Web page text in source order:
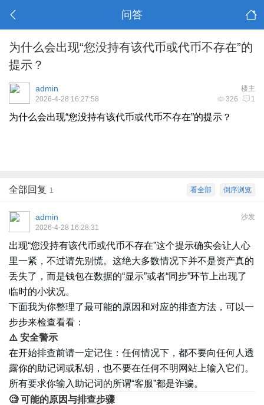
问答
为什么会出现“您没持有该代币或代币不存在”的
提示？
楼主
admin
326 1
2026-4-28 16:27:58
为什么会出现“您没持有该代币或代币不存在”的提示？
倒序浏览
看全部
全部回复 1
沙发
admin
2026-4-28 16:28:31
出现“您没持有该代币或代币不存在”这个提示确实会让人心
里一紧，不过请先别慌。这绝大多数情况下并不是资产真的
丢失了，而是钱包在数据的“显示”或者“同步”环节上出现了
临时的小状况。
下面我为你整理了最可能的原因和对应的排查方法，可以一
步步来检查看看：
⚠️ 安全警示
在开始排查前请一定记住：任何情况下，都不要向任何人透
露你的助记词或私钥，也不要在任何不明网站上输入它们。
所有要求你输入助记词的所谓“客服”都是诈骗。
🧐 可能的原因与排查步骤